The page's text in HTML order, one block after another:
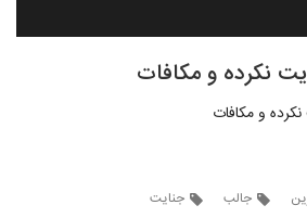
نکرده و مکافات
و مکافات
جالب جنایت